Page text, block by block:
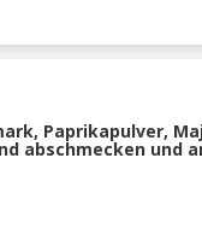
Paprikapulver,
abschmecken und